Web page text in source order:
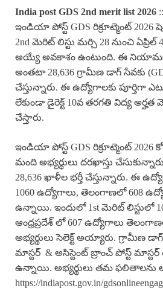
India post GDS 2nd merit list 2026
ఇండియా పోస్ట్ GDS రిక్రూట్మెంట్ 2026
2nd మెరిట్ లిస్టు మర్చి 28 నుంచి
అయ్యే అవకాశం ఉంటుంది. ఈ
అంతటా 28,636 గ్రామీణ డాగ్ సేవకు
చేస్తున్నారు. ఈ ఉద్యోగాలకు పూర్తిగా
లేకుండా డైరెక్ట్ 10వ తరగతి విద్య
చేస్తారు.
ఇండియా పోస్ట్ GDS రిక్రూట్మెంట్ 2026
మంది అభ్యర్థులు దరఖాస్తు
28,636 ఖాళీల భర్తీ చేస్తున్నారు. ఈ
1060 ఉద్యోగాలు, తెలంగాణలో 608
ఉన్నాయి. ఇందులో 1st మెరిట్ లిస్టులో
ఆంధ్రప్రదేశ్ లో 607 ఉద్యోగాలు
అభ్యర్థులు సెలెక్ట్ అయ్యారు. గ్రామీణ
మాస్టర్ & అసిస్టెంట్ బ్రాంచ్ పోస్ట్
ఉన్నాయి. అభ్యర్థులు తమ ఫలితాలను
https://indiapost.gov.in/